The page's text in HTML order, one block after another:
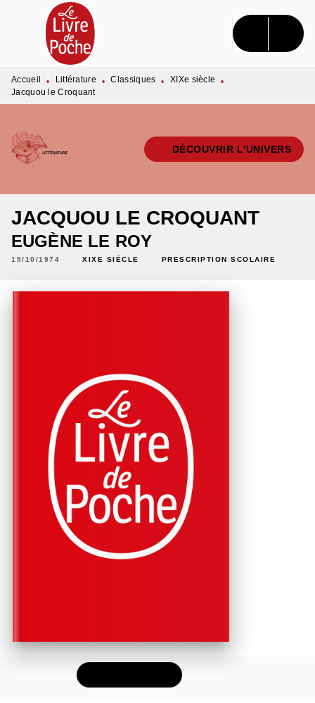
MENU RECHERCHE CONTENU
PIED DE PAGE
Accueil • Littérature • Classiques • XIXe siècle
•
Jacquou le Croquant
DÉCOUVRIR L'UNIVERS
JACQUOU LE CROQUANT
EUGÈNE LE ROY
15/10/1974 XIXE SIÈCLE PRESCRIPTION SCOLAIRE